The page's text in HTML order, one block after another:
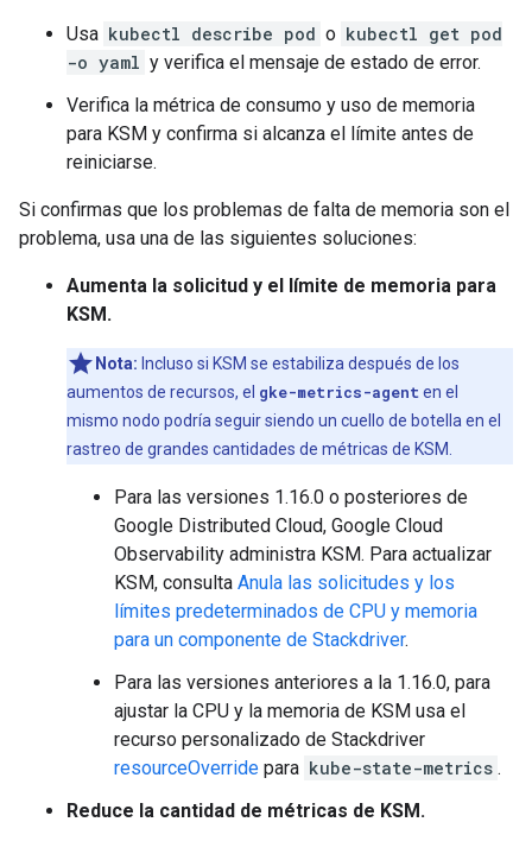
Usa kubectl describe pod o kubectl get pod
-o yaml y verifica el mensaje de estado de error.
Verifica la métrica de consumo y uso de memoria
para KSM y confirma si alcanza el límite antes de
reiniciarse.
Si confirmas que los problemas de falta de memoria son el
problema, usa una de las siguientes soluciones:
Aumenta la solicitud y el límite de memoria para
KSM.
Nota: Incluso si KSM se estabiliza después de los
aumentos de recursos, el gke-metrics-agent en el
mismo nodo podría seguir siendo un cuello de botella en el
rastreo de grandes cantidades de métricas de KSM.
Para las versiones 1.16.0 o posteriores de
Google Distributed Cloud, Google Cloud
Observability administra KSM. Para actualizar
KSM, consulta Anula las solicitudes y los
límites predeterminados de CPU y memoria
para un componente de Stackdriver.
Para las versiones anteriores a la 1.16.0, para
ajustar la CPU y la memoria de KSM usa el
recurso personalizado de Stackdriver
resourceOverride para kube-state-metrics .
Reduce la cantidad de métricas de KSM.